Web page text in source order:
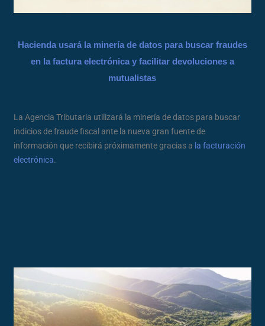
Hacienda usará la minería de datos para buscar fraudes
en la factura electrónica y facilitar devoluciones a
mutualistas
La Agencia Tributaria utilizará la minería de datos para buscar
indicios de fraude fiscal ante la nueva gran fuente de
información que recibirá próximamente gracias a la facturación
electrónica.